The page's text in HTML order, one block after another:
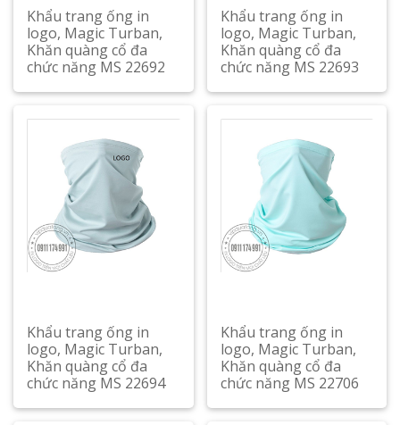
Khẩu trang ống in
logo, Magic Turban,
Khăn quàng cổ đa
chức năng MS 22692
Xem chi tiết
Khẩu trang ống in
logo, Magic Turban,
Khăn quàng cổ đa
chức năng MS 22693
Xem chi tiết
Khẩu trang ống in
logo, Magic Turban,
Khăn quàng cổ đa
chức năng MS 22694
Xem chi tiết
Khẩu trang ống in
logo, Magic Turban,
Khăn quàng cổ đa
chức năng MS 22706
Xem chi tiết